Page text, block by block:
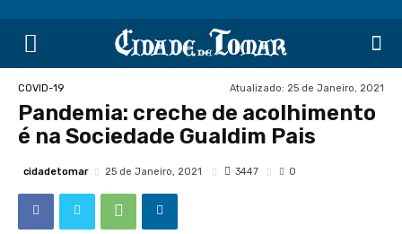
COVID-19 Atualizado: 25 de Janeiro, 2021
Pandemia: creche de acolhimento
é na Sociedade Gualdim Pais
cidadetomar 25 de Janeiro, 2021 3447 0